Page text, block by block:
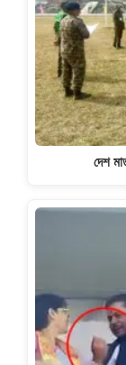
দেশ